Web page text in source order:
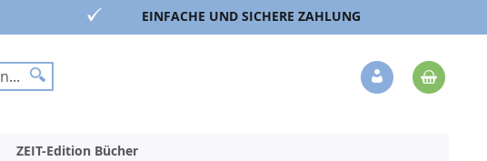
EINFACHE UND SICHERE ZAHLUNG
Suche
Veränderung
ZEIT-Edition Bücher